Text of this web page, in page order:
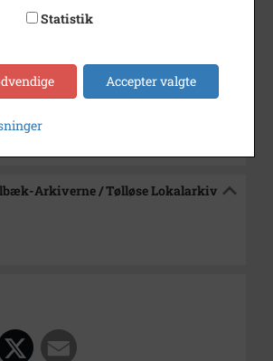
okt. 1986
Holbæk-Arkiverne / Tølløse
Lokalarkiv
arkivet
Arkiverne / Tølløse Lokalarkiv
Statistik
Accepter valgte